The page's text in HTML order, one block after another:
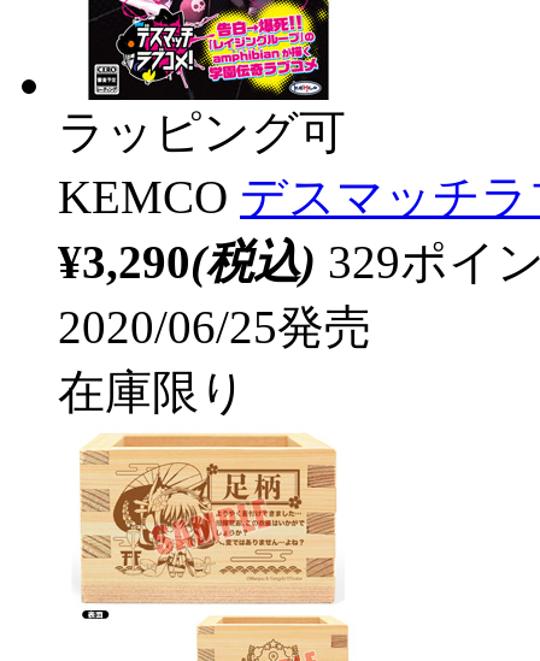
ラッピング可
KEMCO デスマッチ
¥3,290(税込) 329ポイ
2020/06/25発売
在庫限り